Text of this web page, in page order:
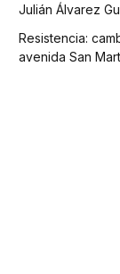
Julián Álvarez
Resistencia:
avenida San